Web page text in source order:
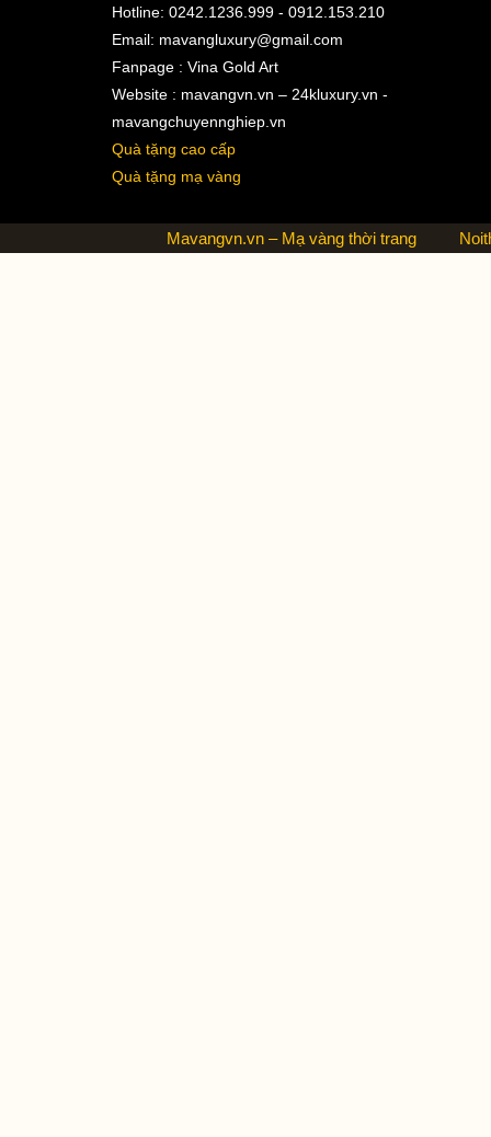
Hotline: 0242.1236.999 - 0912.153.210
Email: mavangluxury@gmail.com
Fanpage : Vina Gold Art
Website : mavangvn.vn – 24kluxury.vn -
mavangchuyennghiep.vn
Quà tặng cao cấp
Quà tặng mạ vàng
Mavangvn.vn – Mạ vàng thời trang